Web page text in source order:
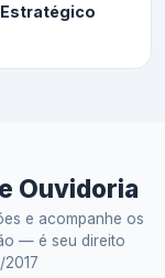
Ouvidoria
e acompanhe os
— é seu direito
2017